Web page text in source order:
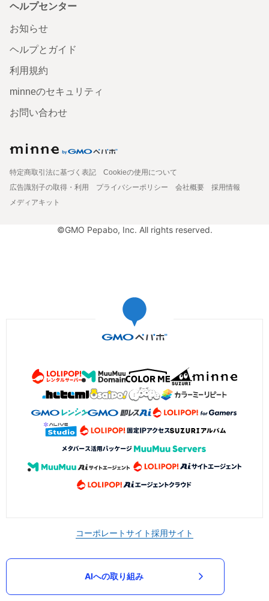
ヘルプセンター
お知らせ
ヘルプとガイド
利用規約
minneのセキュリティ
お問い合わせ
特定商取引法に基づく表記
Cookieの使用について
広告識別子の取得・利用
プライバシーポリシー 会社概要
採用情報
メディアキット
©GMO Pepabo, Inc. All rights reserved.
コーポレートサイト採用サイト
AIへの取り組み